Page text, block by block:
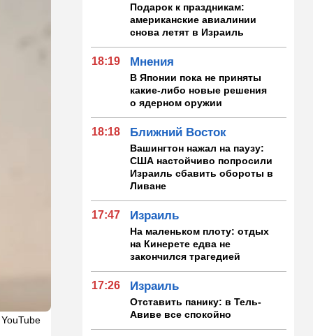
Подарок к праздникам:
американские авиалинии
снова летят в Израиль
18:19 Мнения
В Японии пока не приняты
какие-либо новые решения
о ядерном оружии
18:18 Ближний Восток
Вашингтон нажал на паузу:
США настойчиво попросили
Израиль сбавить обороты в
Ливане
17:47 Израиль
На маленьком плоту: отдых
на Кинерете едва не
закончился трагедией
17:26 Израиль
Отставить панику: в Тель-
Авиве все спокойно